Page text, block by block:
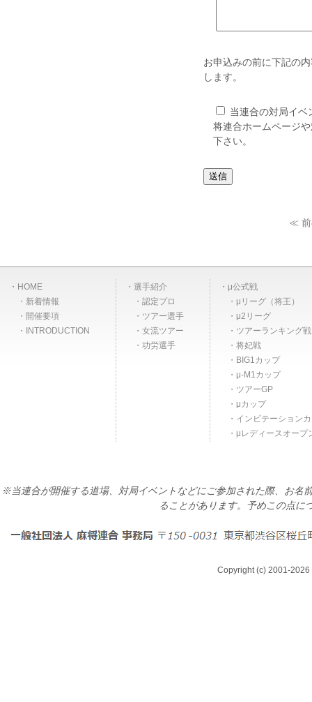
お申込みの前に下記の
します。
当連合の対局イベ
将連合ホームページ
下さい。
≪ 前
HOME
新着情報
開催要項
INTRODUCTION
選手紹介
認定プロ
ツアー選手
女流ツアー
功労選手
μ公式戦
μリーグ（将王）
μ2リーグ
ツアーランキング
将妃戦
BIG1カップ
μ-M1カップ
ツアーGP
μカップ
インビテーション
μレディースオープ
※当連合が開催する道場、対局イベントなどにご参加された際、お名
ることがあります。予めこの点に
Copyright (c) 2001-